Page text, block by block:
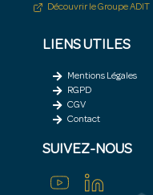
Découvrir le Groupe ADIT
LIENS UTILES
Mentions Légales
RGPD
CGV
Contact
SUIVEZ-NOUS